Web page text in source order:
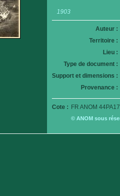
1903
Auteur :
Territoire :
Lieu :
Type de document :
Support et dimensions :
Provenance :
Cote : FR ANOM
© ANOM sous